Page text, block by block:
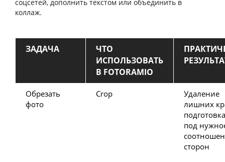
соцсетей, дополнить текстом или объединить в
коллаж.
ЗАДАЧА
ЧТО
ИСПОЛЬЗОВАТЬ
В FOTORAMIO
Обрезать
фото
Crop
Удаление
лишних
под
сторон